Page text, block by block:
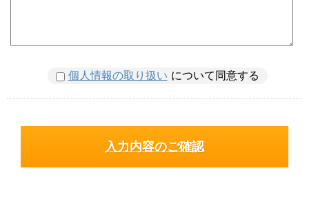
個人情報の取り扱い について同意する